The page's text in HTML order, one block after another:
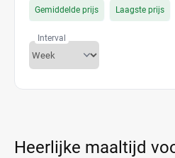
Gemiddelde prijs Laagste prijs
Interval
Heerlijke maaltijd